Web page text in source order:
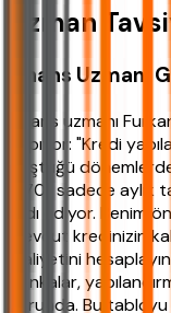
Uzman
Finans Uzmanı
Finans uzmanı
yapıyor: "Kredi
düştüğü
%70'i sadece
ardı ediyor. Benim
mevcut kredinizin
maliyetini
bankalar,
zorunda. Bu